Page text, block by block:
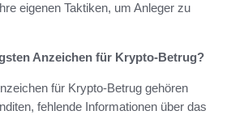
eigenen Taktiken, um Anleger zu
Anzeichen für Krypto-Betrug?
für Krypto-Betrug gehören
fehlende Informationen über das